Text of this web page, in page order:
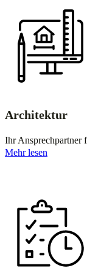
Architektur
Ihr Ansprechpartner
Mehr lesen